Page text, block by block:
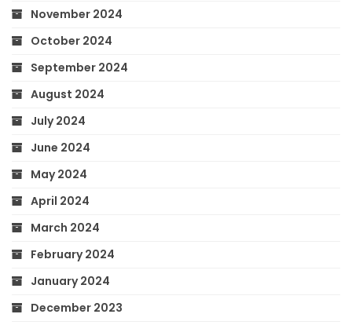
November 2024
October 2024
September 2024
August 2024
July 2024
June 2024
May 2024
April 2024
March 2024
February 2024
January 2024
December 2023